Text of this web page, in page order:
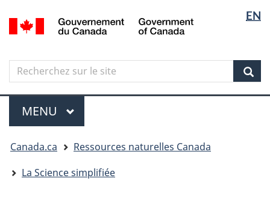
Aller
au
principal
Skip
to
government"
Passer
à
version
simplifiée
langue
EN
Canada
Search
Recherchez
sur
le
site
Menu
MENU PRINCIPAL
êtes
ici
Canada.ca
Ressources naturelles Canada
La Science simplifiée